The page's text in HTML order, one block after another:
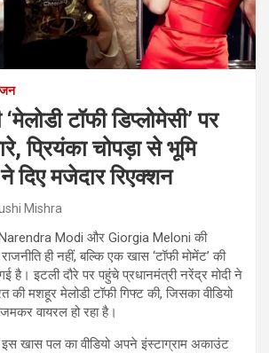
टॉफी डिप्लोमेसी’ पर
प्रियंका चोपड़ा से भूमि
मजेदार रिएक्शन
Mishra
Modi और Giorgia Meloni की
ही नहीं, बल्कि एक खास ‘टॉफी मोमेंट’ की
है। इटली दौरे पर पहुंचे प्रधानमंत्री नरेंद्र मोदी ने
की मशहूर मेलोडी टॉफी गिफ्ट की, जिसका वीडियो
वायरल हो रहा है।
इस खास पल का वीडियो अपने इंस्टाग्राम अकाउंट